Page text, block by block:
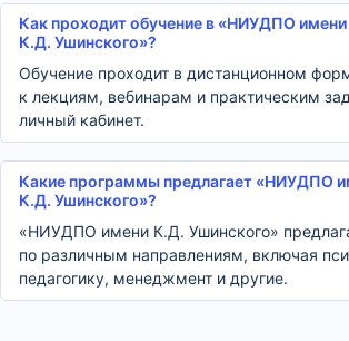
Как проходит обучение в «НИУДПО имени
К.Д. Ушинского»?
Обучение проходит в дистанционном
к лекциям, вебинарам и практическим
личный кабинет.
Какие программы предлагает «НИУДПО
К.Д. Ушинского»?
«НИУДПО имени К.Д. Ушинского»
по различным направлениям, включая
педагогику, менеджмент и другие.